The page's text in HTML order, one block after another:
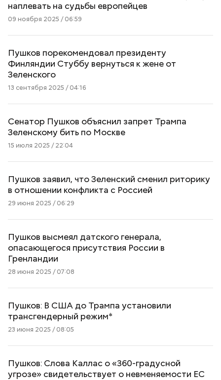
наплевать на судьбы европейцев
09 ноября 2025 / 06:59
Пушков порекомендовал президенту
Финляндии Стуббу вернуться к жене от
Зеленского
13 сентября 2025 / 04:16
Сенатор Пушков объяснил запрет Трампа
Зеленскому бить по Москве
15 июля 2025 / 22:04
Пушков заявил, что Зеленский сменил риторику
в отношении конфликта с Россией
29 июня 2025 / 06:29
Пушков высмеял датского генерала,
опасающегося присутствия России в
Гренландии
28 июня 2025 / 07:08
Пушков: В США до Трампа установили
трансгендерный режим*
23 июня 2025 / 08:05
Пушков: Слова Каллас о «360-градусной
угрозе» свидетельствует о невменяемости ЕС